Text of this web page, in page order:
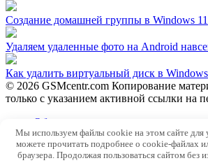
Создание домашней группы в Windows 11
Удаляем удаленные фото на Android
Как удалить виртуальный диск в Windows
© 2026 GSMcentr.com Копирование
только с указанием активной ссылки на
Обратная связь
Политика конфиденциальности
Пользовательское соглашение
Мы используем файлы cookie на этом сайте
можете прочитать подробнее о cookie-файлах
браузера. Продолжая пользоваться сайтом без